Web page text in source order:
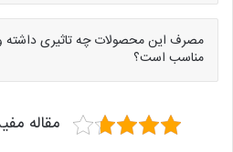
مصرف این محصولات چه تاثیری داشته و
مناسب است؟
مقاله مفید